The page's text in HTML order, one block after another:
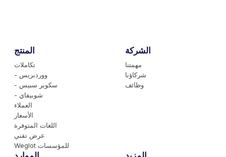
المنتج
تكاملات
- ووردبريس
- سكوير سبيس
- شوبيفاي
العملاء
الأسعار
اللغات المتوفرة
عرض تقني
Weglot للمؤسسات
الشركة
مهمتنا
شركاؤنا
وظائف